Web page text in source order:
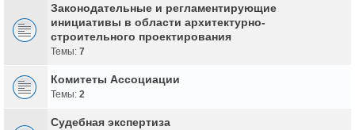
Законодательные и регламентирующие
инициативы в области архитектурно-
строительного проектирования
Темы: 7
Комитеты Ассоциации
Темы: 2
Судебная экспертиза